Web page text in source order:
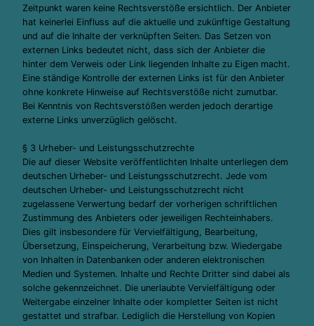
Zeitpunkt waren keine Rechtsverstöße ersichtlich. Der Anbieter
hat keinerlei Einfluss auf die aktuelle und zukünftige Gestaltung
und auf die Inhalte der verknüpften Seiten. Das Setzen von
externen Links bedeutet nicht, dass sich der Anbieter die
hinter dem Verweis oder Link liegenden Inhalte zu Eigen macht.
Eine ständige Kontrolle der externen Links ist für den Anbieter
ohne konkrete Hinweise auf Rechtsverstöße nicht zumutbar.
Bei Kenntnis von Rechtsverstößen werden jedoch derartige
externe Links unverzüglich gelöscht.
§ 3 Urheber- und Leistungsschutzrechte
Die auf dieser Website veröffentlichten Inhalte unterliegen dem
deutschen Urheber- und Leistungsschutzrecht. Jede vom
deutschen Urheber- und Leistungsschutzrecht nicht
zugelassene Verwertung bedarf der vorherigen schriftlichen
Zustimmung des Anbieters oder jeweiligen Rechteinhabers.
Dies gilt insbesondere für Vervielfältigung, Bearbeitung,
Übersetzung, Einspeicherung, Verarbeitung bzw. Wiedergabe
von Inhalten in Datenbanken oder anderen elektronischen
Medien und Systemen. Inhalte und Rechte Dritter sind dabei als
solche gekennzeichnet. Die unerlaubte Vervielfältigung oder
Weitergabe einzelner Inhalte oder kompletter Seiten ist nicht
gestattet und strafbar. Lediglich die Herstellung von Kopien